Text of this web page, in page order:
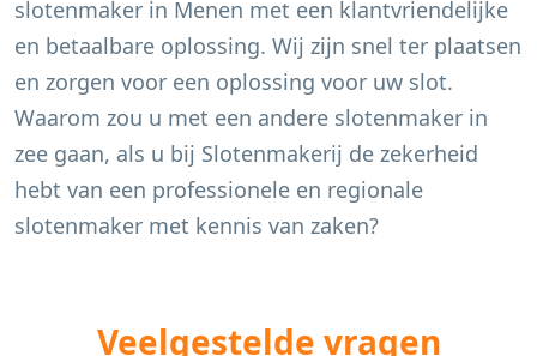
slotenmaker in Menen met een klantvriendelijke
en betaalbare oplossing. Wij zijn snel ter plaatsen
en zorgen voor een oplossing voor uw slot.
Waarom zou u met een andere slotenmaker in
zee gaan, als u bij Slotenmakerij de zekerheid
hebt van een professionele en regionale
slotenmaker met kennis van zaken?
Veelgestelde vragen